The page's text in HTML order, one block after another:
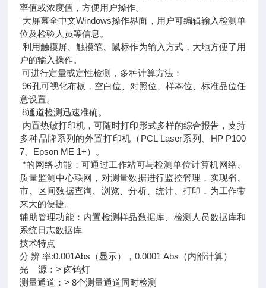
率值或浓度值，方便用户操作。
大屏幕全中文Windows操作界面，用户可编辑输入检测单
位及检验人员等信息。
利用触摸屏、触摸笔、鼠标作为输入方式，大地方便了用
户的输入操作。
可进行定量或定性检测，多种计算方法：
96孔可视化布板，空白位、对照位、样本位、标准品位任
意设置。
8通道检测迅速准确。
内置热敏打印机，可随时打印形式多样的综合报告，支持
多种品牌系列的外置打印机（PCL Laser系列、HP P100
7、Epson ME 1+）。
*的网络功能：可通过工作站可与检测单位计算机网络、
质量监测中心联网，对测量数据进行监控管理，实现省、
市、区间数据查询、浏览、分析、统计、打印，为工作带
来大的便捷。
辅助管理功能：内置检测样品数据库、检测人员数据库和
系统日志数据库
技术特点
分 辨 率:0.001Abs（显示），0.0001 Abs（内部计算）
光 源：> 卤钨灯
测量通道：> 8个测量通道同时检测